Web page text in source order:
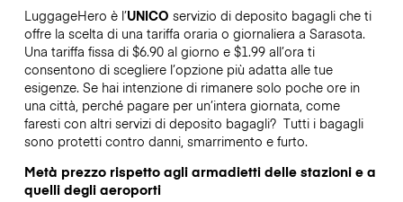
LuggageHero è l’UNICO servizio di deposito bagagli che ti
offre la scelta di una tariffa oraria o giornaliera a Sarasota.
Una tariffa fissa di $6.90 al giorno e $1.99 all’ora ti
consentono di scegliere l’opzione più adatta alle tue
esigenze. Se hai intenzione di rimanere solo poche ore in
una città, perché pagare per un’intera giornata, come
faresti con altri servizi di deposito bagagli? Tutti i bagagli
sono protetti contro danni, smarrimento e furto.
Metà prezzo rispetto agli armadietti delle stazioni e a
quelli degli aeroporti